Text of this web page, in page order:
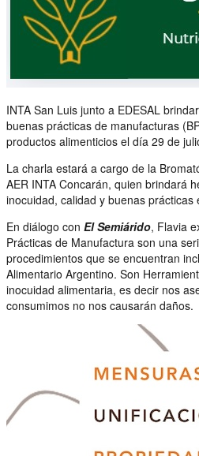
INTA San Luis junto a EDESAL
buenas prácticas de manufacturas
productos alimenticios el día 29 de
La charla estará a cargo de la
AER INTA Concarán, quien brindará
inocuidad, calidad y buenas prácticas
En diálogo con El Semiárido, Flavia
Prácticas de Manufactura son una
procedimientos que se encuentran
Alimentario Argentino. Son
inocuidad alimentaria, es decir nos
consumimos no nos causarán daños.